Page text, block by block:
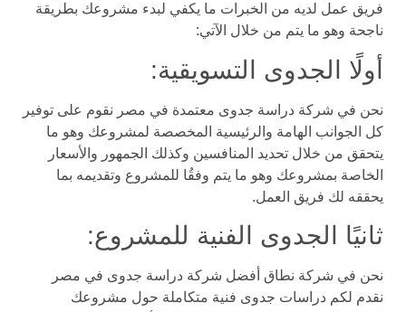
فريق عمل لديه من الخبرات ما يكفي لبدء مشروعك بطريقة
ناجحة وهو ما يتم من خلال الآتي:
أولًا الجدوى التسويقية:
نحن في شركة دراسة جدوى معتمدة في مصر نقوم على توفير
كل الجوانب الهامة والرئيسية المخصصة لمشروعك وهو ما
يتحقق من خلال تحديد المنافسين وكذلك الجمهور والأسعار
الخاصة بمشروعك وهو ما يتم وفقُا للمشروع وتقديمه بما
يحققه لك فريق العمل.
ثانيًا الجدوى الفنية للمشروع:
نحن في شركة نطاق أفضل شركة دراسة جدوى في مصر
نقدم لكم دراسات جدوى فنية متكاملة حول مشروعك